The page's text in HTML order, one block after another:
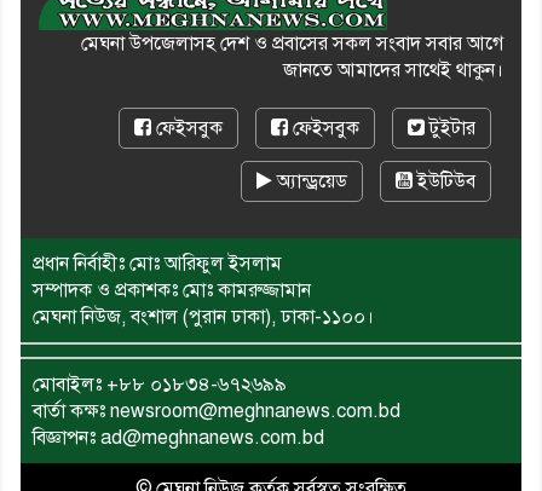
মেঘনা উপজেলাসহ দেশ ও প্রবাসের সকল সংবাদ সবার আগে
জানতে আমাদের সাথেই থাকুন।
ফেইসবুক ফেইসবুক টুইটার
অ্যান্ড্রয়েড ইউটিউব
প্রধান নির্বাহীঃ মোঃ আরিফুল ইসলাম
সম্পাদক ও প্রকাশকঃ মোঃ কামরুজ্জামান
মেঘনা নিউজ, বংশাল (পুরান ঢাকা), ঢাকা-১১০০।
মোবাইলঃ +৮৮ ০১৮৩৪-৬৭২৬৯৯
বার্তা কক্ষঃ newsroom@meghnanews.com.bd
বিজ্ঞাপনঃ ad@meghnanews.com.bd